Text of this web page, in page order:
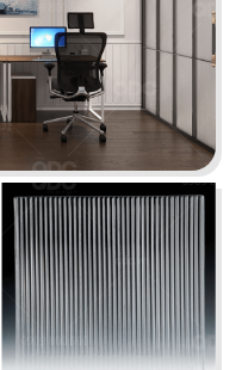
và năng động